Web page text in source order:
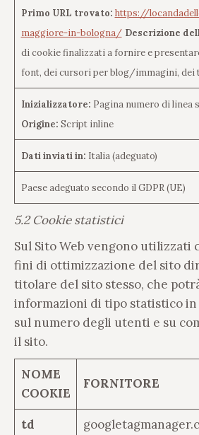
Primo URL trovato: https://
maggiore-in-bologna/ Descrizione
di cookie finalizzati a fornire e
font, dei cursori per blog/immagini, dei
Inizializzatore: Pagina numero di linea
Origine: Script inline
Dati inviati in: Italia (adeguato)
Paese adeguato secondo il GDPR (UE)
5.2 Cookie statistici
Sul Sito Web vengono utilizzati
fini di ottimizzazione del sito
titolare del sito stesso, che
informazioni di tipo statistico in
sul numero degli utenti e su
il sito.
NOME
COOKIE
FORNITORE
td